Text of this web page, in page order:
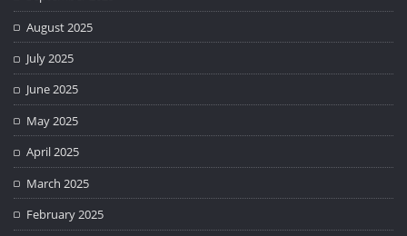
August 2025
July 2025
June 2025
May 2025
April 2025
March 2025
February 2025